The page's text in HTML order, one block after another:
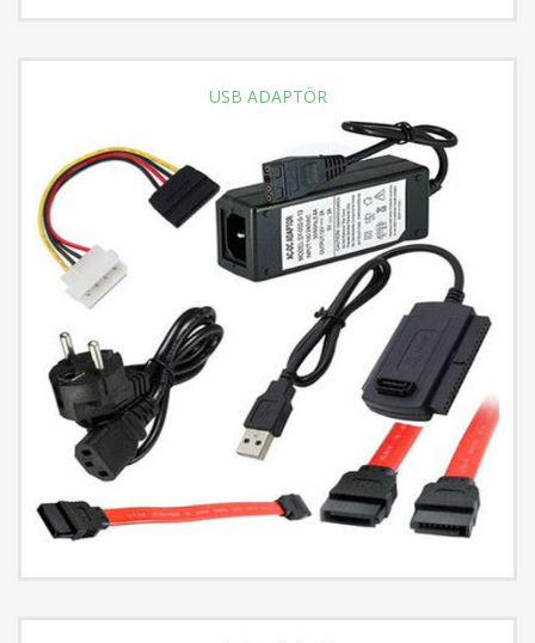
USB ADAPTÖR